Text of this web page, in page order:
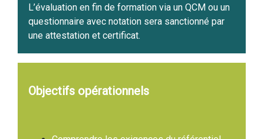
L’évaluation en fin de formation via un QCM ou un
questionnaire avec notation sera sanctionné par
une attestation et certificat.
Objectifs opérationnels